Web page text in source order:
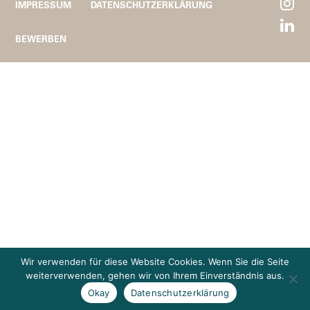
IMPRESSUM DATENSCHUTZERKLÄRUNG
BEWERBEN
Wir verwenden für diese Website Cookies. Wenn Sie die Seite
weiterverwenden, gehen wir von Ihrem Einverständnis aus.
Okay
Datenschutzerklärung